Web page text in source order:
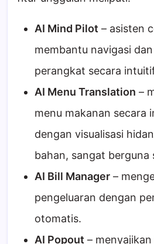
AI Mind Pilot – asisten
membantu navigasi
perangkat secara
AI Menu Translation –
menu makanan secara
dengan visualisasi
bahan, sangat berguna
AI Bill Manager –
pengeluaran dengan
otomatis.
AI Popout –